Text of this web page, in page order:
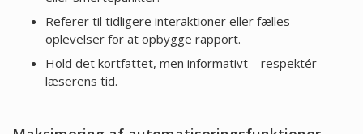
Referer til tidligere interaktioner eller fælles
oplevelser for at opbygge rapport.
Hold det kortfattet, men informativt—respektér
læserens tid.